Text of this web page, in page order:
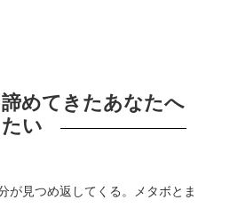
めてきたあなたへ
い
が見つめ返してくる。メタボとま